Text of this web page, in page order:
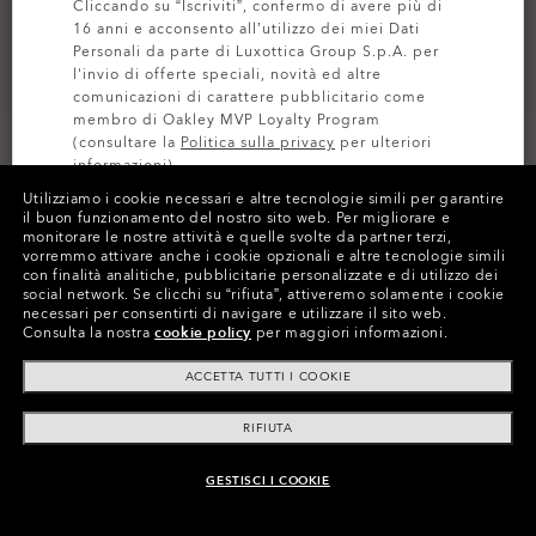
AGGIUNGI AL CARRELLO
Colori (5) LentePrizm Deep Water Polarized,
MontaturaMatte Black
Taglia: Taglia unica
VestibilitàStretto - Fit A Ponte Alto
Visualizza guida alle taglie
Utilizziamo i cookie necessari e altre tecnologie simili per garantire
il buon funzionamento del nostro sito web. Per migliorare e
monitorare le nostre attività e quelle svolte da partner terzi,
vorremmo attivare anche i cookie opzionali e altre tecnologie simili
con finalità analitiche, pubblicitarie personalizzate e di utilizzo dei
social network. Se clicchi su “rifiuta”, attiveremo solamente i cookie
necessari per consentirti di navigare e utilizzare il sito web.
Consulta la nostracookie policy per maggiori informazioni.
ACCETTA TUTTI I COOKIE
RIFIUTA
GESTISCI I COOKIE
Cliccando su “Iscriviti”, confermo di avere più di
16 anni e acconsento all’utilizzo dei miei Dati
Personali da parte di Luxottica Group S.p.A. per
l'invio di offerte speciali, novità ed altre
comunicazioni di carattere pubblicitario come
membro di Oakley MVP Loyalty Program
(consultare la Politica sulla privacy per ulteriori
informazioni).
ISCRIVITI